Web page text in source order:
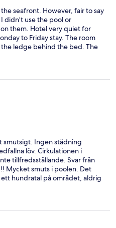
seafront. However, fair to say
didn’t use the pool or
them. Hotel very quiet for
to Friday stay. The room
ledge behind the bed. The
part used bottle of coke
Room cleanliness poor.
smutsigt. Ingen städning
löv. Cirkulationen i
tillfredsställande. Svar från
Mycket smuts i poolen. Det
hundratal på området, aldrig
sätt på alla balkongerna
Även poolkanten blev
ohygieniskt.